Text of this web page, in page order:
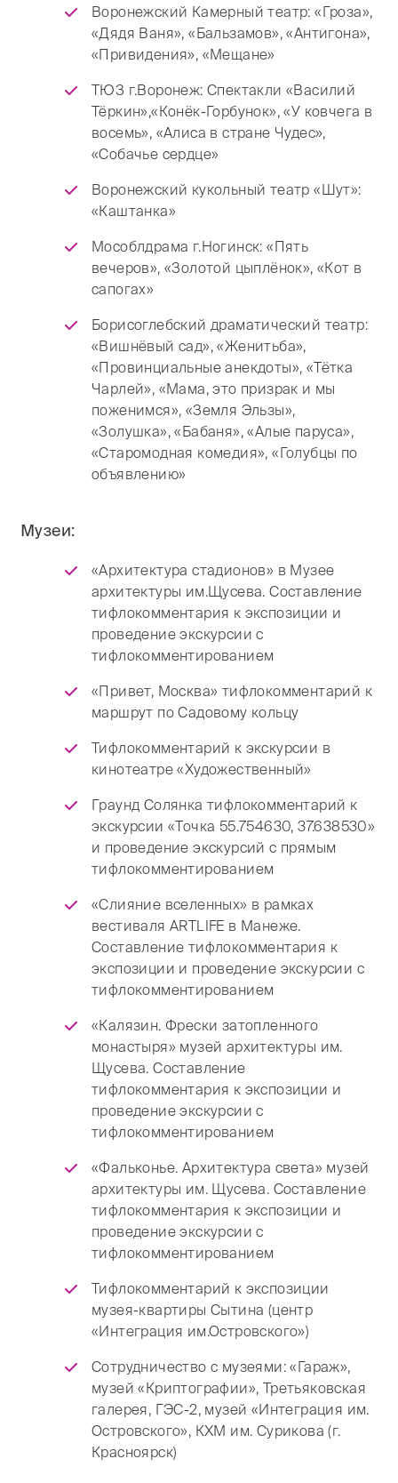
Воронежский Камерный театр: «Гроза»,
«Дядя Ваня», «Бальзамов», «Антигона»,
«Привидения», «Мещане»
ТЮЗ г.Воронеж: Спектакли «Василий
Тёркин»,«Конёк-Горбунок», «У ковчега в
восемь», «Алиса в стране Чудес»,
«Собачье сердце»
Воронежский кукольный театр «Шут»:
«Каштанка»
Мособлдрама г.Ногинск: «Пять
вечеров», «Золотой цыплёнок», «Кот в
сапогах»
Борисоглебский драматический театр:
«Вишнёвый сад», «Женитьба»,
«Провинциальные анекдоты», «Тётка
Чарлей», «Мама, это призрак и мы
поженимся», «Земля Эльзы»,
«Золушка», «Бабаня», «Алые паруса»,
«Старомодная комедия», «Голубцы по
объявлению»
Музеи:
«Архитектура стадионов» в Музее
архитектуры им.Щусева. Составление
тифлокомментария к экспозиции и
проведение экскурсии с
тифлокомментированием
«Привет, Москва» тифлокомментарий к
маршрут по Садовому кольцу
Тифлокомментарий к экскурсии в
кинотеатре «Художественный»
Граунд Солянка тифлокомментарий к
экскурсии «Точка 55.754630, 37.638530»
и проведение экскурсий с прямым
тифлокомментированием
«Слияние вселенных» в рамках
вестиваля ARTLIFE в Манеже.
Составление тифлокомментария к
экспозиции и проведение экскурсии с
тифлокомментированием
«Калязин. Фрески затопленного
монастыря» музей архитектуры им.
Щусева. Составление
тифлокомментария к экспозиции и
проведение экскурсии с
тифлокомментированием
«Фальконье. Архитектура света» музей
архитектуры им. Щусева. Составление
тифлокомментария к экспозиции и
проведение экскурсии с
тифлокомментированием
Тифлокомментарий к экспозиции
музея-квартиры Сытина (центр
«Интеграция им.Островского»)
Сотрудничество с музеями: «Гараж»,
музей «Криптографии», Третьяковская
галерея, ГЭС-2, музей «Интеграция им.
Островского», КХМ им. Сурикова (г.
Красноярск)